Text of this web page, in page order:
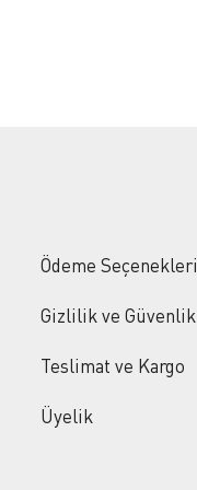
Ödeme Seçenekleri
Gizlilik ve Güvenlik
Teslimat ve Kargo
Üyelik